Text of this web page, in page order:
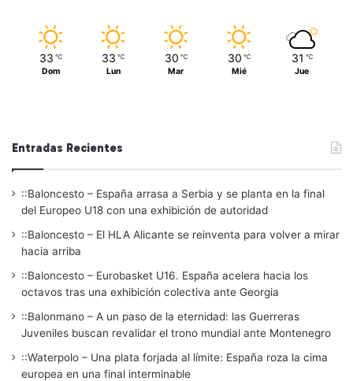
33 ℃
Dom
33 ℃
Lun
30 ℃
Mar
30 ℃
Mié
31 ℃
Jue
Entradas Recientes
::Baloncesto – España arrasa a Serbia y se planta en la final
del Europeo U18 con una exhibición de autoridad
::Baloncesto – El HLA Alicante se reinventa para volver a mirar
hacia arriba
::Baloncesto – Eurobasket U16. España acelera hacia los
octavos tras una exhibición colectiva ante Georgia
::Balonmano – A un paso de la eternidad: las Guerreras
Juveniles buscan revalidar el trono mundial ante Montenegro
::Waterpolo – Una plata forjada al límite: España roza la cima
europea en una final interminable